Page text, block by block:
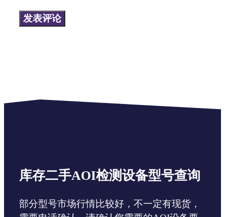
库存二手AOI检测设备型号查询
部分型号市场行情比较好，不一定有现货，